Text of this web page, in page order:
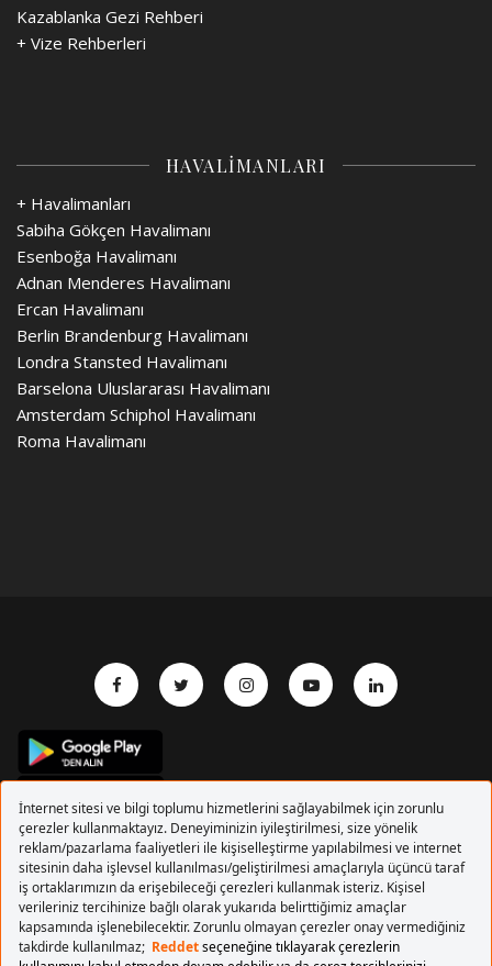
Kazablanka Gezi Rehberi
+ Vize Rehberleri
HAVALİMANLARI
+ Havalimanları
Sabiha Gökçen Havalimanı
Esenboğa Havalimanı
Adnan Menderes Havalimanı
Ercan Havalimanı
Berlin Brandenburg Havalimanı
Londra Stansted Havalimanı
Barselona Uluslararası Havalimanı
Amsterdam Schiphol Havalimanı
Roma Havalimanı
Copyrights 2017 Pegasus Hava Yolları. Tüm hakları
saklıdır.